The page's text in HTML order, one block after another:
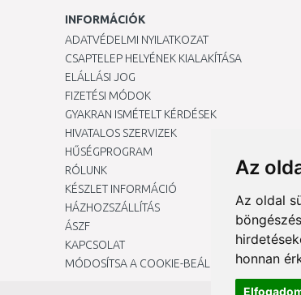
Az
Az oldal
honnan
INFORMÁCIÓK
ADATVÉDELMI NYILATKOZAT
CSAPTELEP HELYÉNEK KIALAKÍTÁSA
ELÁLLÁSI JOG
FIZETÉSI MÓDOK
GYAKRAN ISMÉTELT KÉRDÉSEK
HIVATALOS SZERVIZEK
HŰSÉGPROGRAM
RÓLUNK
KÉSZLET INFORMÁCIÓ
HÁZHOZSZÁLLÍTÁS
ÁSZF
KAPCSOLAT
MÓDOSÍTSA A COOKIE-BEÁLLÍTÁSAIMAT